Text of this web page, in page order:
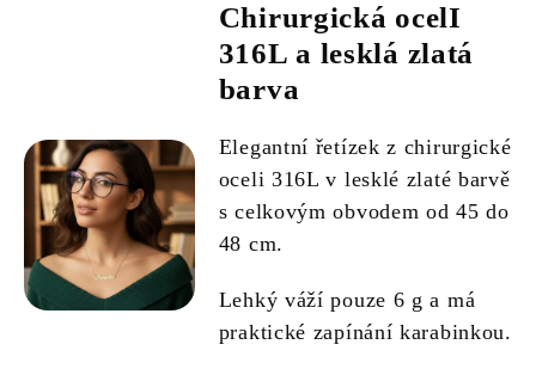
Chirurgická ocelI
316L a lesklá zlatá
barva
Elegantní řetízek z chirurgické
oceli 316L v lesklé zlaté barvě
s celkovým obvodem od 45 do
48 cm.
Lehký váží pouze 6 g a má
praktické zapínání karabinkou.